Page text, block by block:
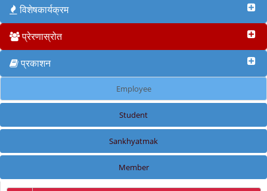
विशेषकार्यक्रम
प्रेरणास्रोत
प्रकाशन
Employee
Student
Sankhyatmak
Member